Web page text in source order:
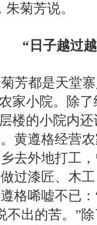
菊芳说。
“日子越过
芳都是天堂
家小院。除
楼的小院内
黄遵格经营
去外地打工
过漆匠、木
格唏嘘不已
不出的苦。”